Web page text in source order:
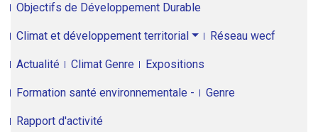
Objectifs de Développement Durable
Climat et développement territorial Réseau wecf
Actualité Climat Genre Expositions
Formation santé environnementale - Genre
Rapport d'activité